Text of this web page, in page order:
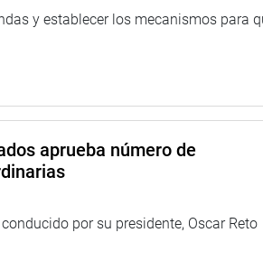
y establecer los mecanismos para
aprueba número de
por su presidente, Oscar Reto